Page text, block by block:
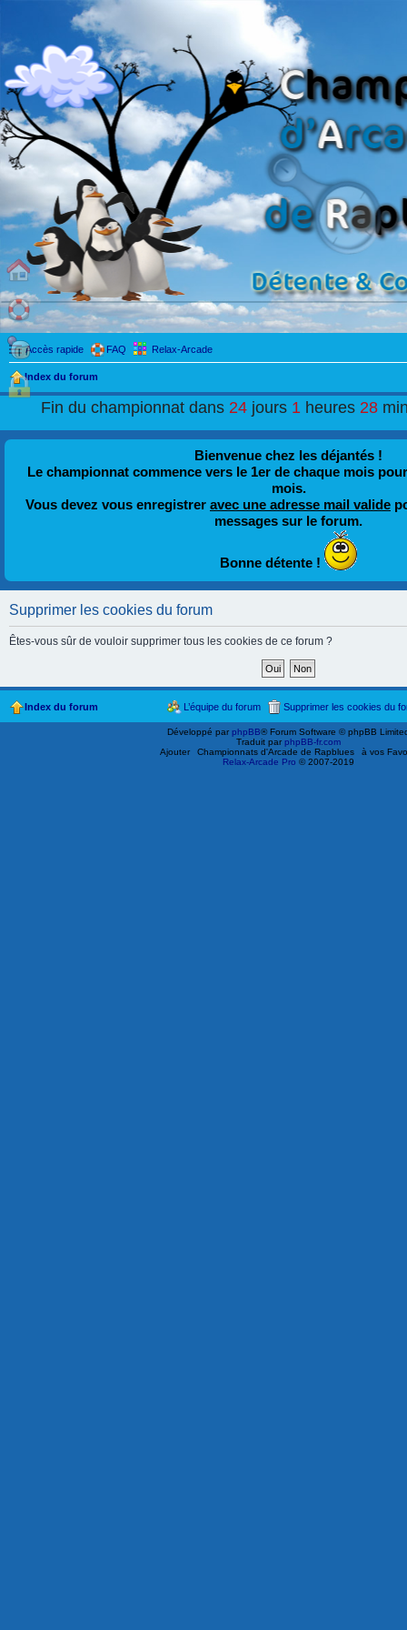
Accès rapide FAQ Relax-Arcade
Index du forum
Fin du championnat dans24 jours1 heures28
Bienvenue chez les déjantés !
Le championnat commence vers le 1er de chaque mois
mois.
Vous devez vous enregistrer avec une adresse mail valide
messages sur le forum.
Bonne détente !
Supprimer les cookies du forum
Êtes-vous sûr de vouloir supprimer tous les cookies de ce forum ?
Index du forum Supprimer les cookies du
L’équipe du forum
Développé parphpBB® Forum Software © phpBB
Traduit parphpBB-fr.com
Ajouter
Championnats d'Arcade de Rapblues
à vos
Relax-Arcade Pro © 2007-2019